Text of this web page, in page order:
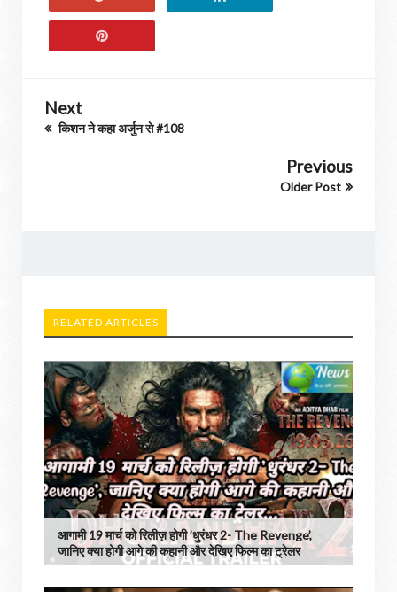
Next
किशन ने कहा अर्जुन से #108
Previous
Older Post
RELATED ARTICLES
आगामी 19 मार्च को रिलीज़ होगी ’धुरंधर 2- The Revenge’,
जानिए क्या होगी आगे की कहानी और देखिए फिल्म का ट्रेलर